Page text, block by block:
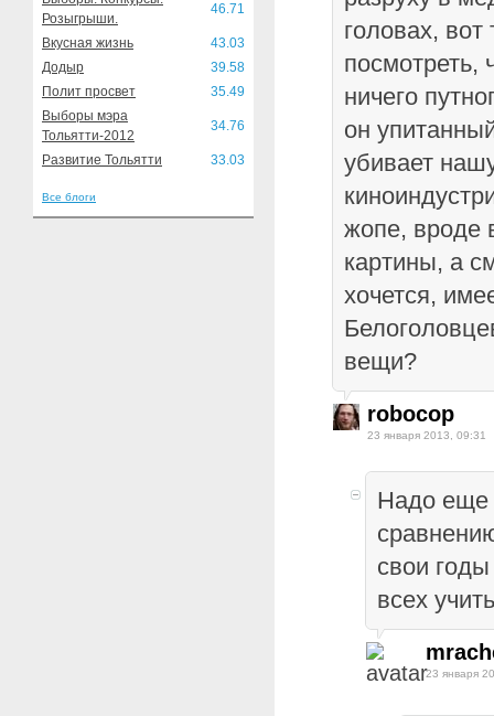
Розыгрыши.
46.71
Вкусная жизнь
43.03
Додыр
39.58
Полит просвет
35.49
Выборы мэра
Тольятти-2012
34.76
Развитие Тольятти 33.03
Все блоги
головах, вот
посмотреть,
ничего
он
убивает
жопе, вроде
картины, а
хочется,
вещи?
robocop
23 января 2013, 09:31
Надо еще
свои
всех
23 января